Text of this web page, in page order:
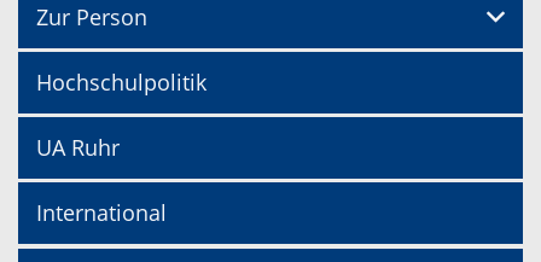
Zur Person
Hochschulpolitik
UA Ruhr
International